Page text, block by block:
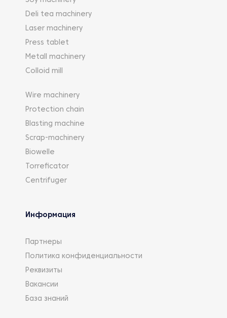
Deli tea machinery
Laser machinery
Press tablet
Metall machinery
Colloid mill
Wire machinery
Protection chain
Blasting machine
Scrap-machinery
Biowelle
Torreficator
Centrifuger
Информация
Партнеры
Политика конфиденциальности
Реквизиты
Вакансии
База знаний